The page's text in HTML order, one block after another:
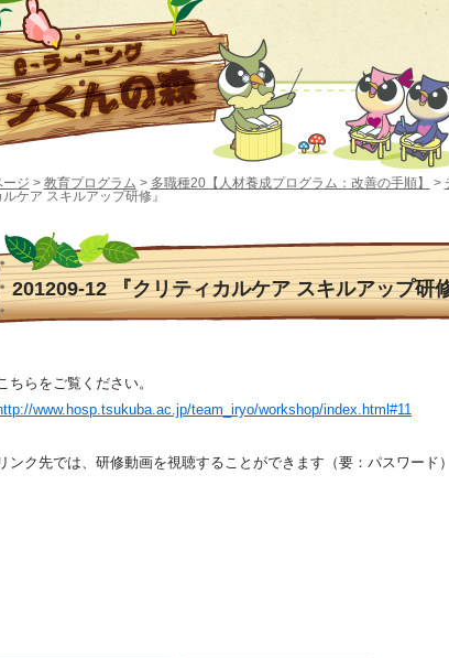
ージ > 教育プログラム > 多職種20【人材養成プログラム：改善の手順】 >
ルケア スキルアップ研修』
201209-12 『クリティカルケア スキルアップ研
ちらをご覧ください。
www.hosp.tsukuba.ac.jp/team_iryo/workshop/index.html#11
リンク先では、研修動画を視聴することができます（要：パスワード）